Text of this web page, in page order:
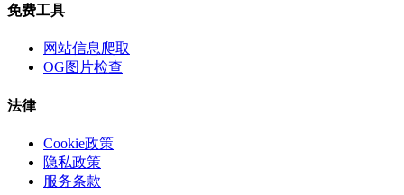
免费工具
网站信息爬取
OG图片检查
法律
Cookie政策
隐私政策
服务条款